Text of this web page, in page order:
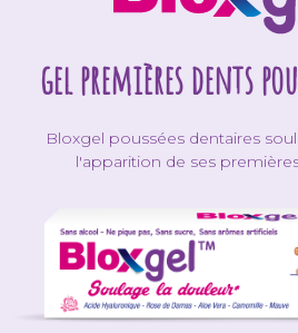
gel premières dents
Bloxgel poussées dentaires
l'apparition de ses